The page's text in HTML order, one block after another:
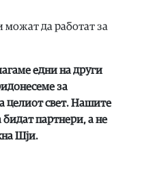
можат да работат за
едни на други
за
целиот свет. Нашите
бидат партнери, а не
Шји.